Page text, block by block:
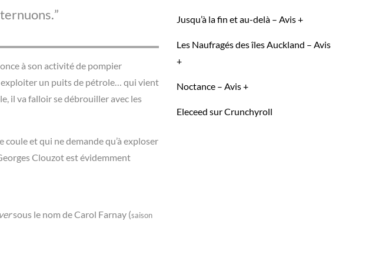
à son activité de pompier
exploiter un puits de pétrole… qui vient
il va falloir se débrouiller avec les
et qui ne demande qu’à exploser
Clouzot est évidemment
sous le nom de Carol Farnay (saison
Jusqu’à la fin et au-delà – Avis +
Les Naufragés des îles Auckland – Avis
+
Noctance – Avis +
Eleceed sur Crunchyroll